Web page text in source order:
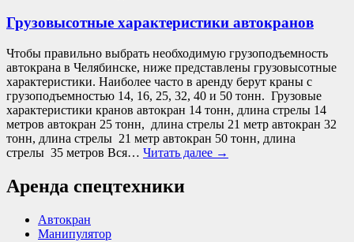
Грузовысотные характеристики автокранов
Чтобы правильно выбрать необходимую грузоподъемность
автокрана в Челябинске, ниже представлены грузовысотные
характеристики. Наиболее часто в аренду берут краны с
грузоподъемностью 14, 16, 25, 32, 40 и 50 тонн. Грузовые
характеристики кранов автокран 14 тонн, длина стрелы 14
метров автокран 25 тонн, длина стрелы 21 метр автокран 32
тонн, длина стрелы 21 метр автокран 50 тонн, длина
стрелы 35 метров Вся… Читать далее →
Аренда спецтехники
Автокран
Манипулятор